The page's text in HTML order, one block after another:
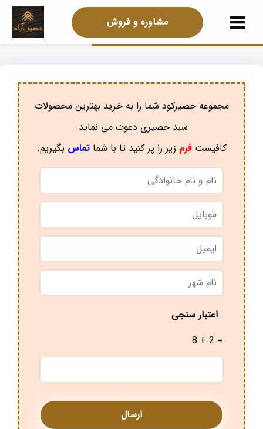
مشاوره و فروش
مجموعه حصیرکود شما را به خرید بهترین محصولات
سبد حصیری دعوت می نماید.
کافیستفرم زیر را پر کنید تا با شماتماس بگیریم.
نام
و
نام
خانوادگی
موبایل
ایمیل
نام
شهر *
اعتبار سنجی
8 + 2 =